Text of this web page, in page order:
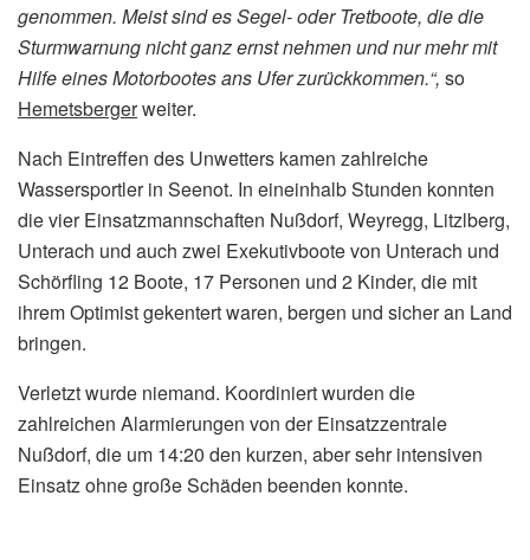
genommen. Meist sind es Segel- oder Tretboote, die die
Sturmwarnung nicht ganz ernst nehmen und nur mehr mit
Hilfe eines Motorbootes ans Ufer zurückkommen.“, so
Hemetsbergerweiter.
Nach Eintreffen des Unwetters kamen zahlreiche
Wassersportler in Seenot. In eineinhalb Stunden konnten
die vier Einsatzmannschaften Nußdorf, Weyregg, Litzlberg,
Unterach und auch zwei Exekutivboote von Unterach und
Schörfling 12 Boote, 17 Personen und 2 Kinder, die mit
ihrem Optimist gekentert waren, bergen und sicher an Land
bringen.
Verletzt wurde niemand. Koordiniert wurden die
zahlreichen Alarmierungen von der Einsatzzentrale
Nußdorf, die um 14:20 den kurzen, aber sehr intensiven
Einsatz ohne große Schäden beenden konnte.